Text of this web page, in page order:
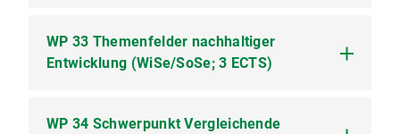
WP 32.1 Antibiotics Resistance and Marine
Conservation: A One Health Approach (Online-
WP 33 Themenfelder nachhaltiger
Entwicklung (WiSe/SoSe; 3 ECTS)
WP 33.1 Vertiefung ausgewählter
WP 34 Schwerpunkt Vergleichende